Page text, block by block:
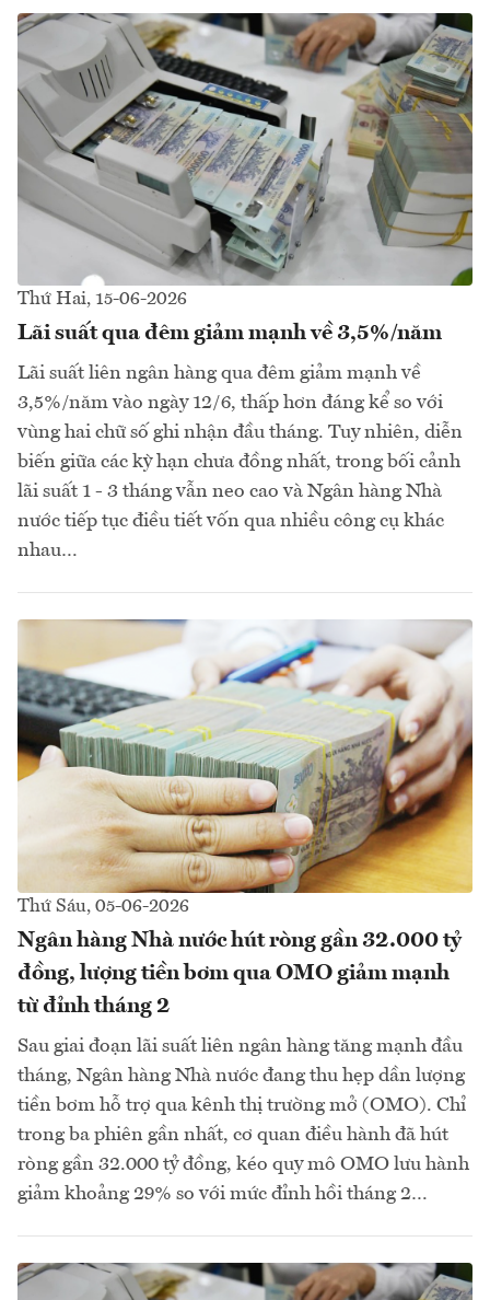
Thứ Hai, 15-06-2026
Lãi suất qua đêm giảm mạnh về 3,5%/năm
Lãi suất liên ngân hàng qua đêm giảm mạnh về
3,5%/năm vào ngày 12/6, thấp hơn đáng kể so với
vùng hai chữ số ghi nhận đầu tháng. Tuy nhiên, diễn
biến giữa các kỳ hạn chưa đồng nhất, trong bối cảnh
lãi suất 1 - 3 tháng vẫn neo cao và Ngân hàng Nhà
nước tiếp tục điều tiết vốn qua nhiều công cụ khác
nhau…
Thứ Sáu, 05-06-2026
Ngân hàng Nhà nước hút ròng gần 32.000 tỷ
đồng, lượng tiền bơm qua OMO giảm mạnh
từ đỉnh tháng 2
Sau giai đoạn lãi suất liên ngân hàng tăng mạnh đầu
tháng, Ngân hàng Nhà nước đang thu hẹp dần lượng
tiền bơm hỗ trợ qua kênh thị trường mở (OMO). Chỉ
trong ba phiên gần nhất, cơ quan điều hành đã hút
ròng gần 32.000 tỷ đồng, kéo quy mô OMO lưu hành
giảm khoảng 29% so với mức đỉnh hồi tháng 2…